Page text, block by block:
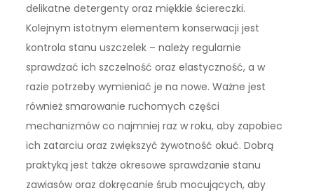
delikatne detergenty oraz miękkie ściereczki.
Kolejnym istotnym elementem konserwacji jest
kontrola stanu uszczelek – należy regularnie
sprawdzać ich szczelność oraz elastyczność, a w
razie potrzeby wymieniać je na nowe. Ważne jest
również smarowanie ruchomych części
mechanizmów co najmniej raz w roku, aby zapobiec
ich zatarciu oraz zwiększyć żywotność okuć. Dobrą
praktyką jest także okresowe sprawdzanie stanu
zawiasów oraz dokręcanie śrub mocujących, aby